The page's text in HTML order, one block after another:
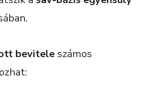
beviteleszámos